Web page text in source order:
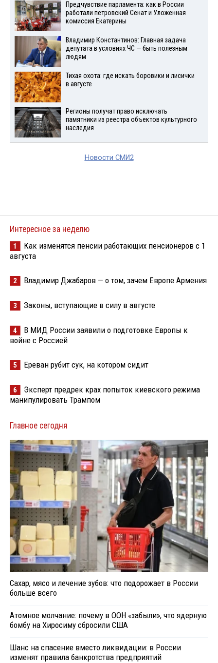
Предчувствие парламента: как в России
работали петровский Сенат и Уложенная
комиссия Екатерины
Владимир Константинов: Главная задача
депутата в условиях ЧС — быть полезным
людям
Тихая охота: где искать боровики и лисички
в августе
Регионы получат право исключать
памятники из реестра объектов культурного
наследия
Новости СМИ2
Интересное за неделю
1
Как изменятся пенсии работающих пенсионеров с 1
августа
2 Владимир Джабаров — о том, зачем Европе Армения
3 Законы, вступающие в силу в августе
4
В МИД России заявили о подготовке Европы к
войне с Россией
5 Ереван рубит сук, на котором сидит
6
Эксперт предрек крах попыток киевского режима
манипулировать Трампом
Главное сегодня
Сахар, мясо и лечение зубов: что подорожает в России
больше всего
Атомное молчание: почему в ООН «забыли», что ядерную
бомбу на Хиросиму сбросили США
Шанс на спасение вместо ликвидации: в России
изменят правила банкротства предприятий